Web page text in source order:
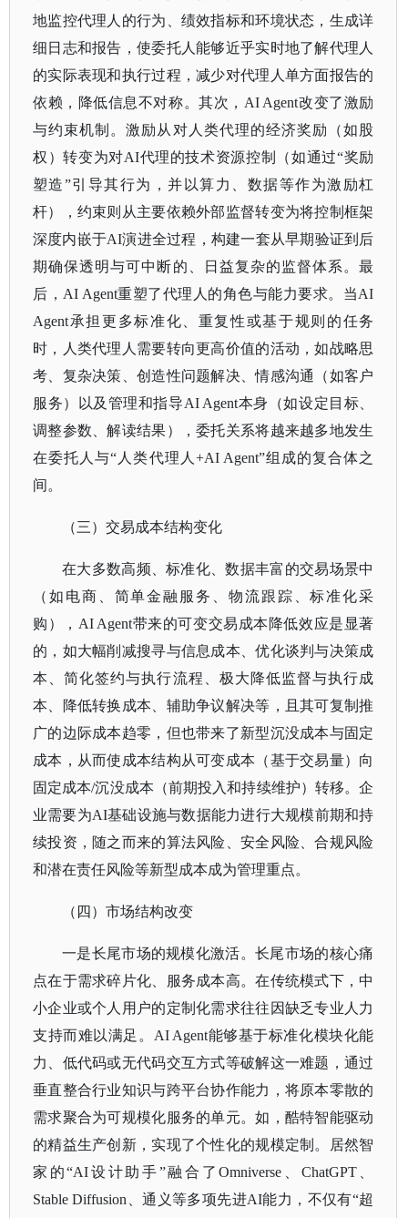
地监控代理人的行为、绩效指标和环境状态，生成详
细日志和报告，使委托人能够近乎实时地了解代理人
的实际表现和执行过程，减少对代理人单方面报告的
依赖，降低信息不对称。其次，AI Agent改变了激励
与约束机制。激励从对人类代理的经济奖励（如股
权）转变为对AI代理的技术资源控制（如通过“奖励
塑造”引导其行为，并以算力、数据等作为激励杠
杆），约束则从主要依赖外部监督转变为将控制框架
深度内嵌于AI演进全过程，构建一套从早期验证到后
期确保透明与可中断的、日益复杂的监督体系。最
后，AI Agent重塑了代理人的角色与能力要求。当AI
Agent承担更多标准化、重复性或基于规则的任务
时，人类代理人需要转向更高价值的活动，如战略思
考、复杂决策、创造性问题解决、情感沟通（如客户
服务）以及管理和指导AI Agent本身（如设定目标、
调整参数、解读结果），委托关系将越来越多地发生
在委托人与“人类代理人+AI Agent”组成的复合体之
间。
（三）交易成本结构变化
在大多数高频、标准化、数据丰富的交易场景中
（如电商、简单金融服务、物流跟踪、标准化采
购）， AI Agent带来的可变交易成本降低效应是显著
的，如大幅削减搜寻与信息成本、优化谈判与决策成
本、简化签约与执行流程、极大降低监督与执行成
本、降低转换成本、辅助争议解决等，且其可复制推
广的边际成本趋零，但也带来了新型沉没成本与固定
成本，从而使成本结构从可变成本（基于交易量）向
固定成本/沉没成本（前期投入和持续维护）转移。企
业需要为AI基础设施与数据能力进行大规模前期和持
续投资，随之而来的算法风险、安全风险、合规风险
和潜在责任风险等新型成本成为管理重点。
（四）市场结构改变
一是长尾市场的规模化激活。长尾市场的核心痛
点在于需求碎片化、服务成本高。在传统模式下，中
小企业或个人用户的定制化需求往往因缺乏专业人力
支持而难以满足。 AI Agent能够基于标准化模块化能
力、低代码或无代码交互方式等破解这一难题，通过
垂直整合行业知识与跨平台协作能力，将原本零散的
需求聚合为可规模化服务的单元。如，酷特智能驱动
的精益生产创新，实现了个性化的规模定制。居然智
家的“AI设计助手”融合了Omniverse、ChatGPT、
Stable Diffusion、通义等多项先进AI能力，不仅有“超